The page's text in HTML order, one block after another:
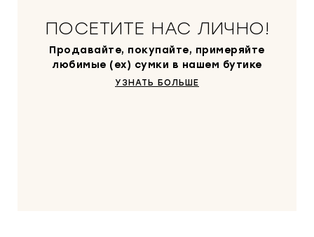
ПОСЕТИТЕ НАС ЛИЧНО!
Продавайте, покупайте, примеряйте
любимые (ex) сумки в нашем бутике
УЗНАТЬ БОЛЬШЕ